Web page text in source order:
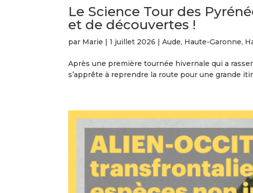
Le Science Tour des
et de découvertes !
par Marie | 1 juillet 2026 | Aude, Haute-Garonne,
Après une première tournée hivernale qui a
s’apprête à reprendre la route pour une grande